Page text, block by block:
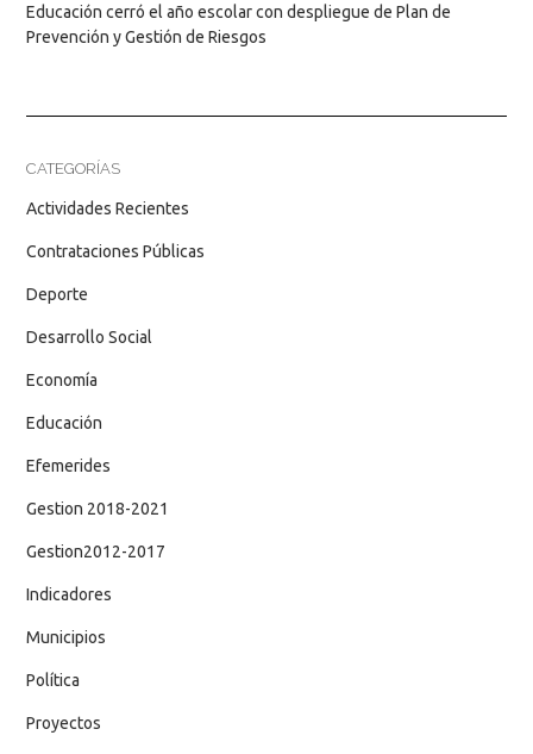
Educación cerró el año escolar con despliegue de Plan de
Prevención y Gestión de Riesgos
CATEGORÍAS
Actividades Recientes
Contrataciones Públicas
Deporte
Desarrollo Social
Economía
Educación
Efemerides
Gestion 2018-2021
Gestion2012-2017
Indicadores
Municipios
Política
Proyectos